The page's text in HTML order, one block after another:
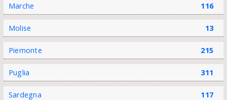
Marche 116
Molise 13
Piemonte 215
Puglia 311
Sardegna 117